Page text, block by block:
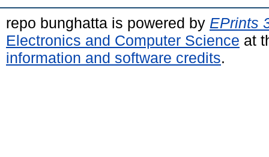
repo bunghatta is powered by EPrints
Electronics and Computer Science at
information and software credits.